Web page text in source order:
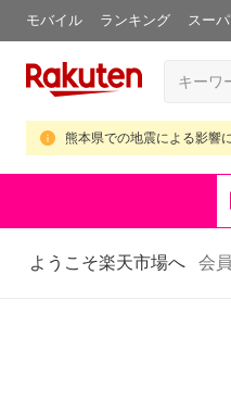
モバイル ランキング スー
熊本県での地震による影響
ようこそ楽天市場へ 会